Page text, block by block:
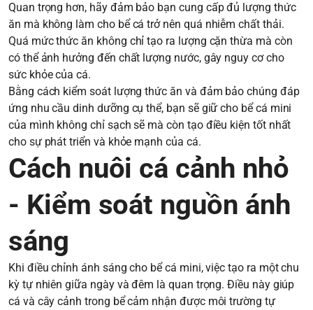
Quan trọng hơn, hãy đảm bảo bạn cung cấp đủ lượng thức
ăn mà không làm cho bể cá trở nên quá nhiễm chất thải.
Quá mức thức ăn không chỉ tạo ra lượng cặn thừa mà còn
có thể ảnh hưởng đến chất lượng nước, gây nguy cơ cho
sức khỏe của cá.
Bằng cách kiểm soát lượng thức ăn và đảm bảo chúng đáp
ứng nhu cầu dinh dưỡng cụ thể, bạn sẽ giữ cho bể cá mini
của mình không chỉ sạch sẽ mà còn tạo điều kiện tốt nhất
cho sự phát triển và khỏe mạnh của cá.
Cách nuôi cá cảnh nhỏ
- Kiểm soát nguồn ánh
sáng
Khi điều chỉnh ánh sáng cho bể cá mini, việc tạo ra một chu
kỳ tự nhiên giữa ngày và đêm là quan trọng. Điều này giúp
cá và cây cảnh trong bể cảm nhận được môi trường tự